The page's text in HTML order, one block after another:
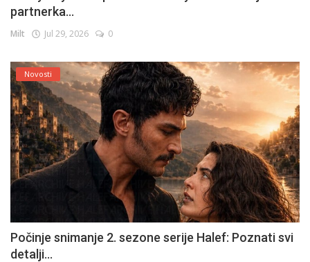
partnerka...
Milt Jul 29, 2026 0
Novosti
Počinje snimanje 2. sezone serije Halef: Poznati svi
detalji...